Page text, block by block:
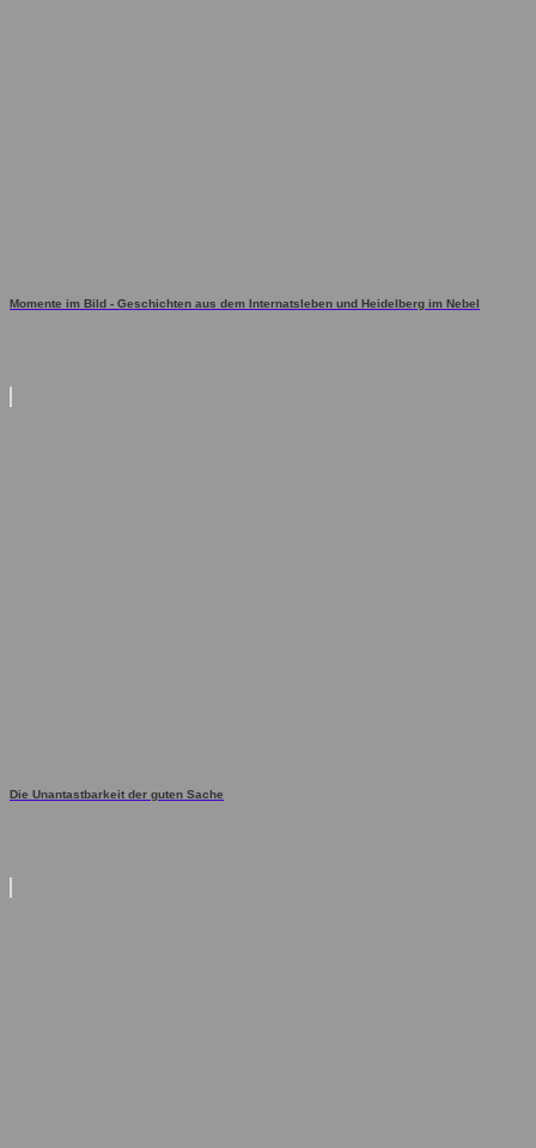
Momente im Bild - Geschichten aus dem Internatsleben und Heidelberg im Nebel
Die Unantastbarkeit der guten Sache